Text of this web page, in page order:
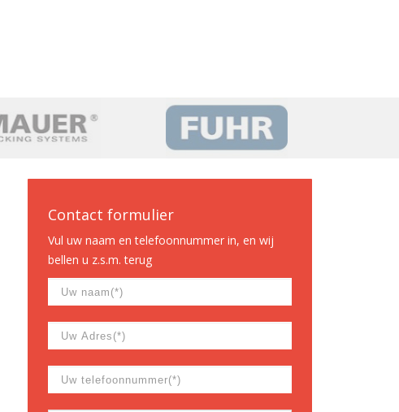
Contact formulier
Vul uw naam en telefoonnummer in, en wij
bellen u z.s.m. terug